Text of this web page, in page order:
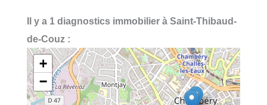
Il y a 1 diagnostics immobilier à Saint-Thibaud-
de-Couz :
+
−